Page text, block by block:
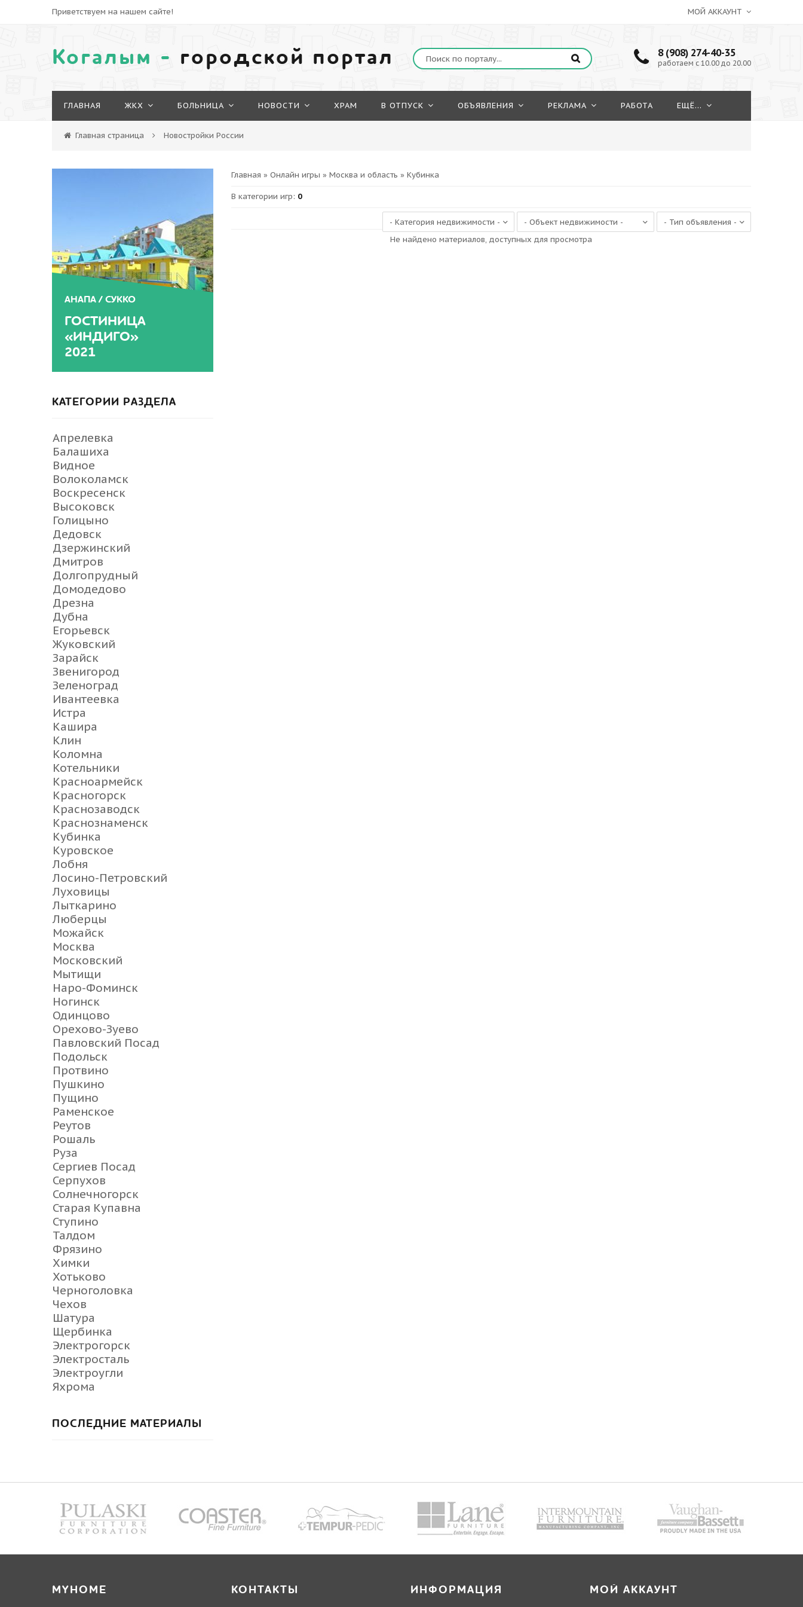
Приветствуем на нашем сайте! МОЙ АККАУНТ
Когалым - городской портал 8 (908) 274-40-35
работаем с 10.00 до 20.00
ГЛАВНАЯ ЖКХ БОЛЬНИЦА НОВОСТИ ХРАМ В ОТПУСК ОБЪЯВЛЕНИЯ РЕКЛАМА РАБОТА ЕЩЁ...
Главная страница Новостройки России
Главная »Онлайн игры »Москва и область » Кубинка
В категории игр: 0
Не найдено материалов, доступных для просмотра
АНАПА / СУККО
ГОСТИНИЦА
«ИНДИГО»
2021
КАТЕГОРИИ РАЗДЕЛА
Апрелевка
Балашиха
Видное
Волоколамск
Воскресенск
Высоковск
Голицыно
Дедовск
Дзержинский
Дмитров
Долгопрудный
Домодедово
Дрезна
Дубна
Егорьевск
Жуковский
Зарайск
Звенигород
Зеленоград
Ивантеевка
Истра
Кашира
Клин
Коломна
Котельники
Красноармейск
Красногорск
Краснозаводск
Краснознаменск
Кубинка
Куровское
Лобня
Лосино-Петровский
Луховицы
Лыткарино
Люберцы
Можайск
Москва
Московский
Мытищи
Наро-Фоминск
Ногинск
Одинцово
Орехово-Зуево
Павловский Посад
Подольск
Протвино
Пушкино
Пущино
Раменское
Реутов
Рошаль
Руза
Сергиев Посад
Серпухов
Солнечногорск
Старая Купавна
Ступино
Талдом
Фрязино
Химки
Хотьково
Черноголовка
Чехов
Шатура
Щербинка
Электрогорск
Электросталь
Электроугли
Яхрома
ПОСЛЕДНИЕ МАТЕРИАЛЫ
MYHOME КОНТАКТЫ ИНФОРМАЦИЯ МОЙ АККАУНТ